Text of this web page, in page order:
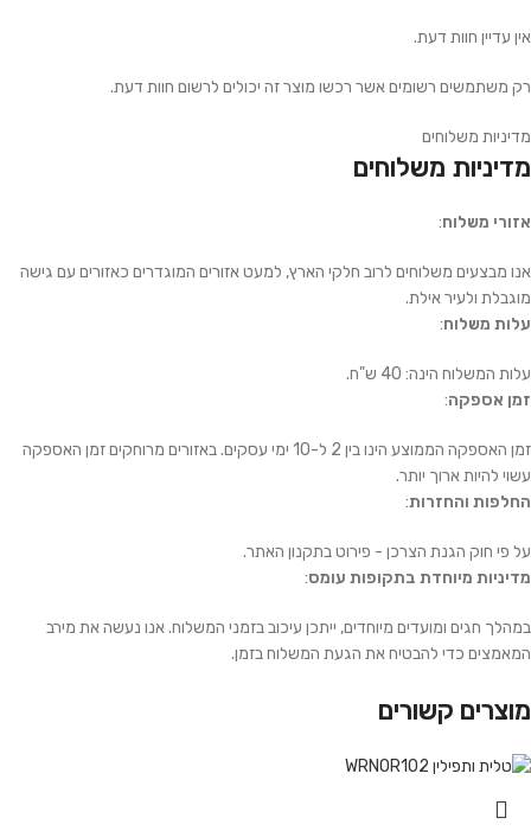
אין עדיין חוות דעת.
רק משתמשים רשומים אשר רכשו מוצר זה יכולים לרשום חוות דעת.
מדיניות משלוחים
מדיניות משלוחים
אזורי משלוח:
אנו מבצעים משלוחים לרוב חלקי הארץ, למעט אזורים המוגדרים כאזורים עם גישה
מוגבלת ולעיר אילת.
עלות משלוח:
עלות המשלוח הינה: 40 ש"ח.
זמן אספקה:
זמן האספקה הממוצע הינו בין 2 ל-10 ימי עסקים. באזורים מרוחקים זמן האספקה
עשוי להיות ארוך יותר.
החלפות והחזרות:
על פי חוק הגנת הצרכן - פירוט בתקנון האתר.
מדיניות מיוחדת בתקופות עומס:
במהלך חגים ומועדים מיוחדים, ייתכן עיכוב בזמני המשלוח. אנו נעשה את מירב
המאמצים כדי להבטיח את הגעת המשלוח בזמן.
מוצרים קשורים